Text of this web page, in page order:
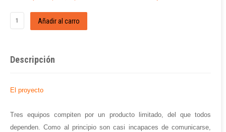
Descripción
El proyecto
Tres equipos compiten por un producto limitado, del que todos
dependen. Como al principio son casi incapaces de comunicarse,